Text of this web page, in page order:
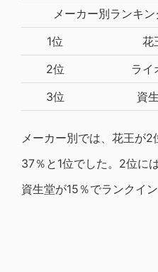
メーカー別ランキ
1位
花
2位
ライ
3位
資
メーカー別では、花王が
37％と1位でした。2位に
資生堂が15％でランクイ